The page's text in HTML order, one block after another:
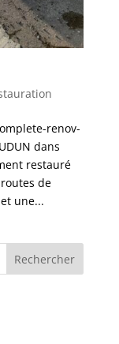
renov-
dans
restauré
de
une...